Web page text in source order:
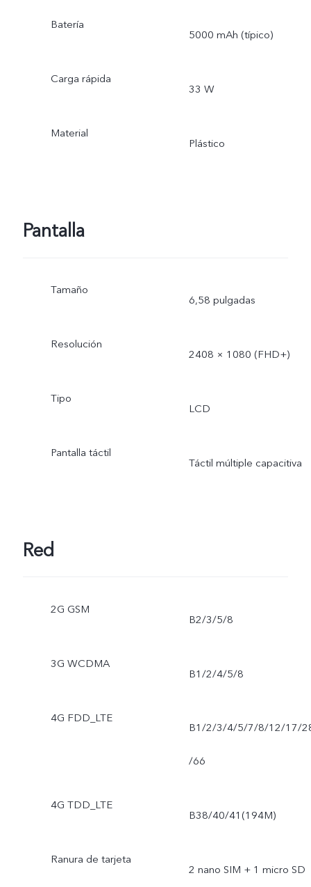
Batería
5000 mAh (típico)
Carga rápida
33 W
Material
Plástico
Pantalla
Tamaño
6,58 pulgadas
Resolución
2408 × 1080 (FHD+)
Tipo
LCD
Pantalla táctil
Táctil múltiple capacitiva
Red
2G GSM
B2/3/5/8
3G WCDMA
B1/2/4/5/8
4G FDD_LTE
B1/2/3/4/5/7/8/12/17/
/66
4G TDD_LTE
B38/40/41(194M)
Ranura de tarjeta
2 nano SIM + 1 micro SD